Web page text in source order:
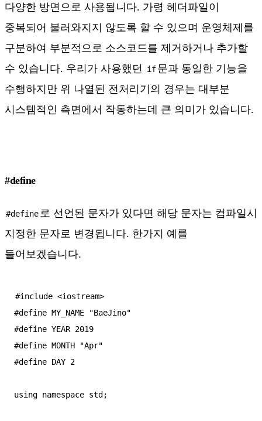
다양한 방면으로 사용됩니다. 가령 헤더파일이
중복되어 불러와지지 않도록 할 수 있으며 운영체제를
구분하여 부분적으로 소스코드를 제거하거나 추가할
수 있습니다. 우리가 사용했던
if문과 동일한 기능을
수행하지만 위 나열된 전처리기의 경우는 대부분
시스템적인 측면에서 작동하는데 큰 의미가 있습니다.
#define
#define로 선언된 문자가 있다면 해당 문자는 컴파일시
지정한 문자로 변경됩니다. 한가지 예를
들어보겠습니다.
#include <iostream>
#define MY_NAME "BaeJino"
#define YEAR 2019
#define MONTH "Apr"
#define DAY 2
using namespace std;